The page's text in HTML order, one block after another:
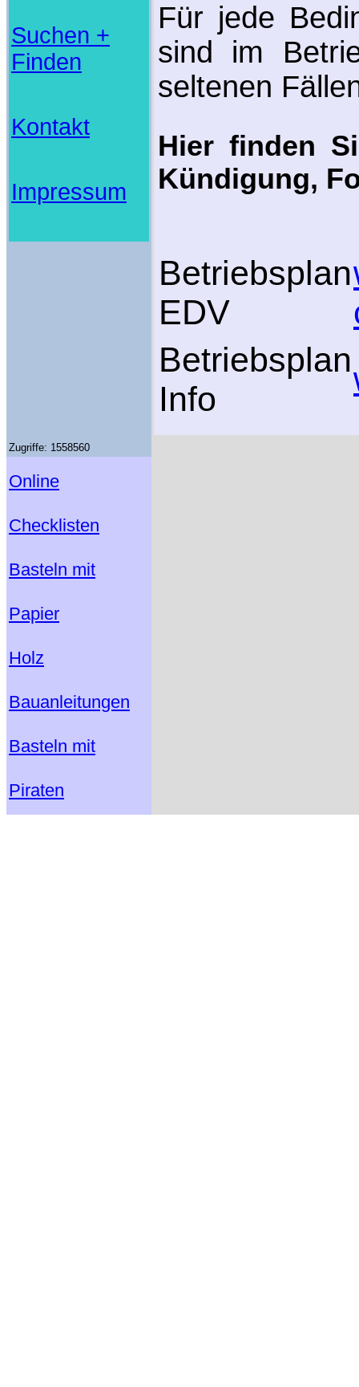
Suchen +
Finden
Kontakt
Impressum
Für jede
sind im
seltenen
Hier finden
Kündigung,
Betriebsplan
EDV
Betriebsplan
Info
Zugriffe: 1558560
Online
Checklisten
Basteln mit
Papier
Holz
Bauanleitungen
Basteln mit
Piraten